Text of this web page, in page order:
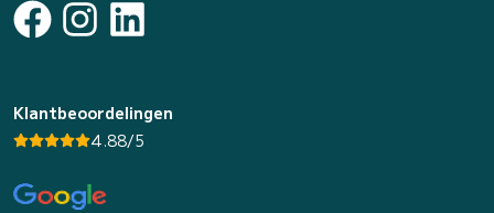
Klantbeoordelingen
4.88/5